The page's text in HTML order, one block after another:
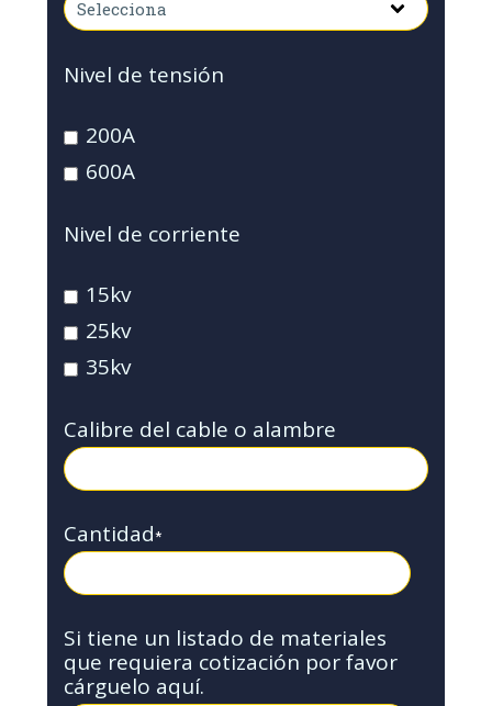
Nivel de tensión
200A
600A
Nivel de corriente
15kv
25kv
35kv
Calibre del cable o alambre
Cantidad*
Si tiene un listado de materiales
que requiera cotización por favor
cárguelo aquí.